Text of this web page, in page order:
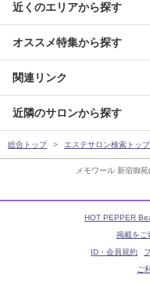
メモワール 新宿御
近くのエリアから探す
オススメ特集から探す
関連リンク
近隣のサロンから探す
総合トップ エステサロン検索トップ
HOT PEPPER
掲載をご
ID・会員規約
ご